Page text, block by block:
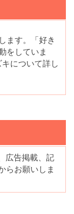
ます。「好き
をしていま
について詳し
広告掲載、記
らお願いしま